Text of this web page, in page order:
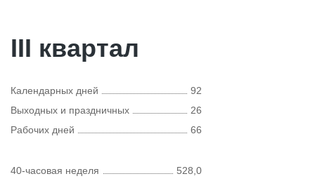
III квартал
Календарных дней
92
Выходных и праздничных
26
Рабочих дней
66
40-часовая неделя 528,0